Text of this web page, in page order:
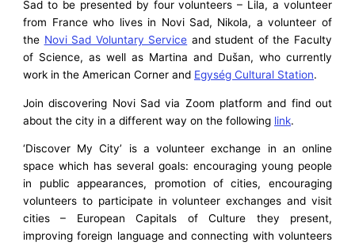
Sad to be presented by four volunteers – Lila, a volunteer
from France who lives in Novi Sad, Nikola, a volunteer of
the Novi Sad Voluntary Service and student of the Faculty
of Science, as well as Martina and Dušan, who currently
work in the American Corner and Egység Cultural Station.
Join discovering Novi Sad via Zoom platform and find out
about the city in a different way on the following link.
‘Discover My City’ is a volunteer exchange in an online
space which has several goals: encouraging young people
in public appearances, promotion of cities, encouraging
volunteers to participate in volunteer exchanges and visit
cities – European Capitals of Culture they present,
improving foreign language and connecting with volunteers